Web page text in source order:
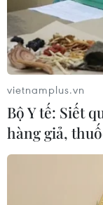
NAPAS, BIDV
thanh toán QR
Quốc
06/08/2026 07:34
các quỹ đầu
vietnamplus.vn
Bộ Y tế: Siết
hàng giả,